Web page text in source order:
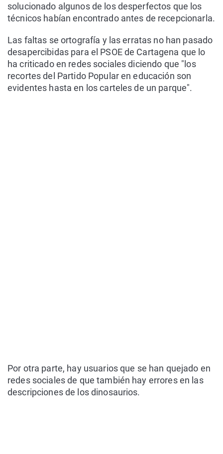
solucionado algunos de los desperfectos que los
técnicos habían encontrado antes de recepcionarla.
Las faltas se ortografía y las erratas no han pasado
desapercibidas para el PSOE de Cartagena que lo
ha criticado en redes sociales diciendo que "los
recortes del Partido Popular en educación son
evidentes hasta en los carteles de un parque".
Por otra parte, hay usuarios que se han quejado en
redes sociales de que también hay errores en las
descripciones de los dinosaurios.